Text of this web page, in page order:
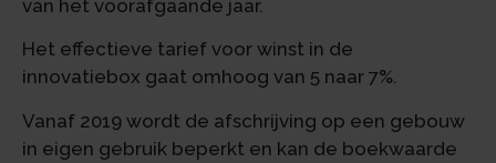
van het voorafgaande jaar.
Het effectieve tarief voor winst in de
innovatiebox gaat omhoog van 5 naar 7%.
Vanaf 2019 wordt de afschrijving op een gebouw
in eigen gebruik beperkt en kan de boekwaarde